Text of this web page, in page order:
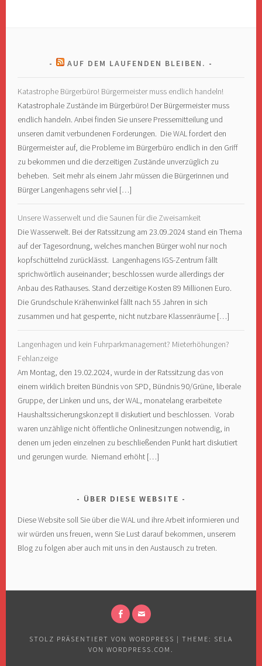
AUF DEM LAUFENDEN BLEIBEN.
Katastrophe Bürgerbüro! Bürgermeister muss endlich handeln!
Katastrophale Zustände im Bürgerbüro! Der Bürgermeister muss
endlich handeln. Anbei finden Sie unsere Pressemitteilung und
unseren damit verbundenen Forderungen. Die WAL fordert den
Bürgermeister auf, die Probleme im Bürgerbüro endlich in den Griff
zu bekommen und die derzeitigen Zustände unverzüglich zu
beheben. Seit mehr als einem Jahr müssen die Bürgerinnen und
Bürger Langenhagens sehr viel […]
Unsere Wasserwelt und die Saunen für die Zweisamkeit
Die Wasserwelt. Bei der Ratssitzung am 23.09.2024 stand ein Thema
auf der Tagesordnung, welches manchen Bürger wohl nur noch
kopfschüttelnd zurücklässt. Langenhagens IGS-Zentrum fällt
sprichwörtlich auseinander; beschlossen wurde allerdings der
Anbau des Rathauses. Stand derzeitige Kosten 89 Millionen Euro.
Die Grundschule Krähenwinkel fällt nach 55 Jahren in sich
zusammen und hat gesperrte, nicht nutzbare Klassenräume […]
Langenhagen und kein Fuhrparkmanagement? Mieterhöhungen?
Fehlanzeige
Am Montag, den 19.02.2024, wurde in der Ratssitzung das von
einem wirklich breiten Bündnis von SPD, Bündnis 90/Grüne, liberale
Gruppe, der Linken und uns, der WAL, monatelang erarbeitete
Haushaltssicherungskonzept II diskutiert und beschlossen. Vorab
waren unzählige nicht öffentliche Onlinesitzungen notwendig, in
denen um jeden einzelnen zu beschließenden Punkt hart diskutiert
und gerungen wurde. Niemand erhöht […]
ÜBER DIESE WEBSITE
Diese Website soll Sie über die WAL und ihre Arbeit informieren und
wir würden uns freuen, wenn Sie Lust darauf bekommen, unserem
Blog zu folgen aber auch mit uns in den Austausch zu treten.
MAIL
STOLZ PRÄSENTIERT VON WORDPRESS | THEME: SELA
VON WORDPRESS.COM